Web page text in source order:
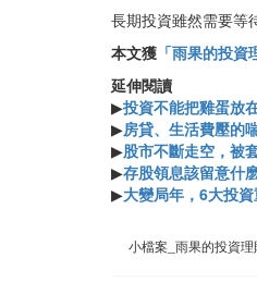
長期投資雖然需要等
本文獲 「雨果的投資
延伸閱讀
▶投資不能把雞蛋放
▶房貸、生活費壓的
▶股市不斷走空，被
▶存股領息該留意什
▶大變局年，6大投
小檔案_雨果的投資理